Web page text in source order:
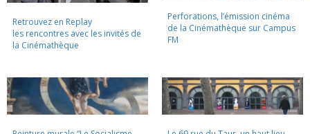
Retrouvez en Replay
les rencontres avec les invités de
la Cinémathèque
Perforations, l’émission cinéma
de la Cinémathèque sur Campus
FM